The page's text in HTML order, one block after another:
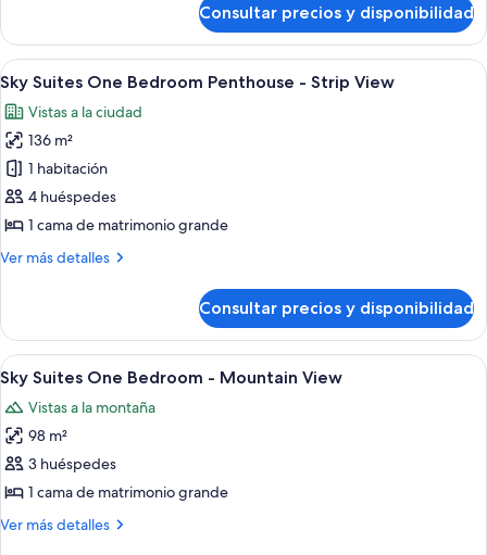
camas
de
matrimonio
Deluxe,
camas
matrimonio
Consultar precios y disponibilidad
Abrir
todas
las
fotos
de
Sky
Suites
Bedroom
Strip
View
Sky Suites One Bedroom
7
Sky Suites One Bedroom Penthouse - Strip View
Vistas a la ciudad
136 m²
1 habitación
4 huéspedes
1 cama de matrimonio grande
Ver más detalles
Más
Suites
One
Bedroom
Penthouse
-
Strip
View
Consultar precios y disponibilidad
Abrir
todas
las
fotos
de
Sky
Suites
Habitación de hotel moderna con
7
Sky Suites One Bedroom - Mountain View
Vistas a la montaña
98 m²
3 huéspedes
1 cama de matrimonio grande
Ver más detalles
Más